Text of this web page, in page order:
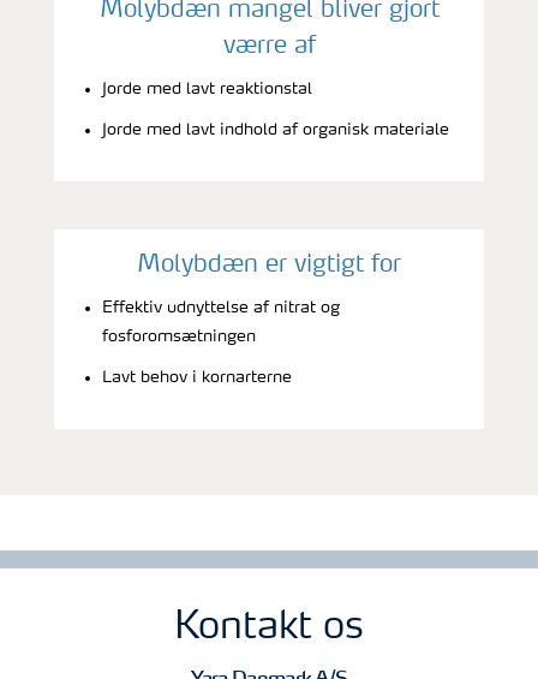
Molybdæn mangel bliver gjort
værre af
Jorde med lavt reaktionstal
Jorde med lavt indhold af organisk materiale
Molybdæn er vigtigt for
Effektiv udnyttelse af nitrat og
fosforomsætningen
Lavt behov i kornarterne
Kontakt os